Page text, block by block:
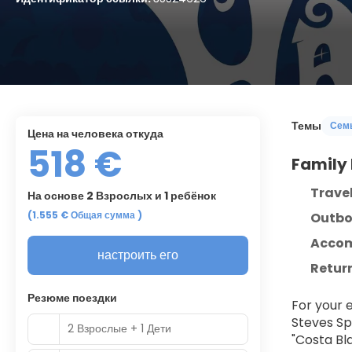
Темы
Family
For your
Steves
"Costa
цена на человека откуда
518 €
На основе 2 Взрослых и 1 ребёнок
(1.555 €Общая сумма)
настроить его
Резюме поездки
2 Взрослые + 1 Дети